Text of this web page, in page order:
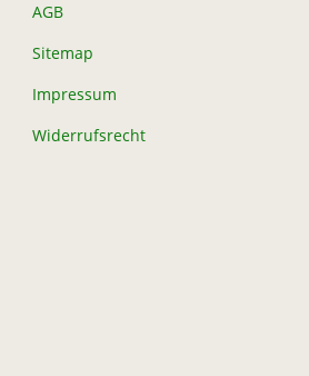
AGB
Sitemap
Impressum
Widerrufsrecht